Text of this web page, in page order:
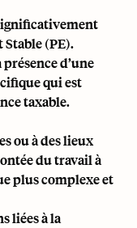
(PE).
d’une
qui est
taxable.
ou à des lieux
du travail à
plus complexe et
liées à la